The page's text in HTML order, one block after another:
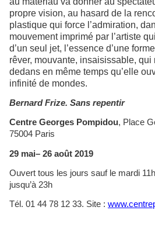
propre vision, au hasard de la
plastique qui force l’admiration,
mouvement imprimé par l’artiste
d’un seul jet, l’essence d’une
rêver, mouvante, insaisissable, qui
dedans en même temps qu’elle
infinité de mondes.
Bernard Frize. Sans repentir
Centre Georges Pompidou, Place
75004 Paris
29 mai– 26 août 2019
Ouvert tous les jours sauf le mardi
jusqu’à 23h
Tél. 01 44 78 12 33. Site :